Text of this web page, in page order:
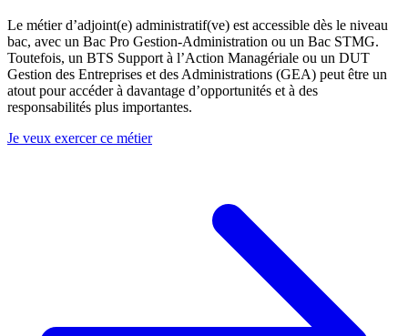
Le métier d’adjoint(e) administratif(ve) est accessible dès le niveau
bac, avec un Bac Pro Gestion-Administration ou un Bac STMG.
Toutefois, un BTS Support à l’Action Managériale ou un DUT
Gestion des Entreprises et des Administrations (GEA) peut être un
atout pour accéder à davantage d’opportunités et à des
responsabilités plus importantes.
Je veux exercer ce métier